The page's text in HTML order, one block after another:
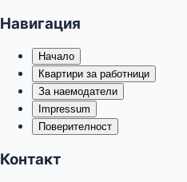
Навигация
Начало
Квартири за работници
За наемодатели
Impressum
Поверителност
Контакт